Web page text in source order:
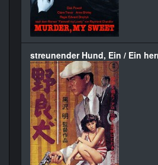
streunender Hund, Ein / Ein